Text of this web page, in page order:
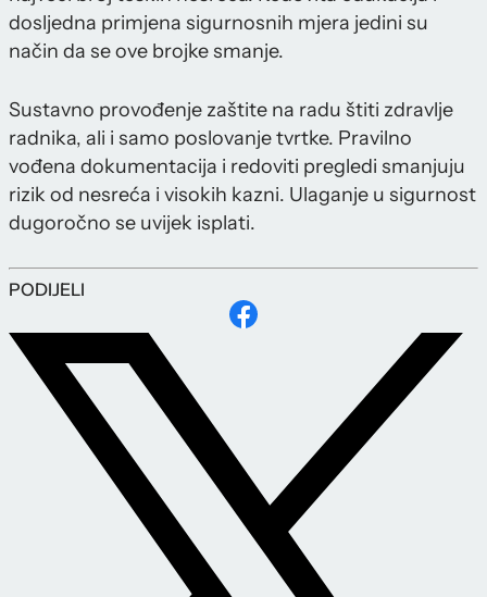
dosljedna primjena sigurnosnih mjera jedini su
način da se ove brojke smanje.
Sustavno provođenje zaštite na radu štiti zdravlje
radnika, ali i samo poslovanje tvrtke. Pravilno
vođena dokumentacija i redoviti pregledi smanjuju
rizik od nesreća i visokih kazni. Ulaganje u sigurnost
dugoročno se uvijek isplati.
PODIJELI